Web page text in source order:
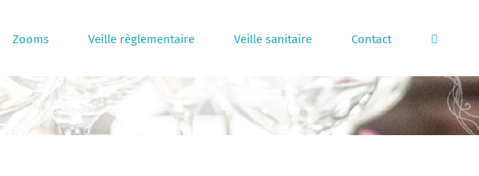
Zooms Veille règlementaire Veille sanitaire Contact